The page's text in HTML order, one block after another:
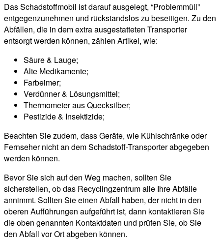
Das Schadstoffmobil ist darauf ausgelegt, “Problemmüll”
entgegenzunehmen und rückstandslos zu beseitigen. Zu den
Abfällen, die in dem extra ausgestatteten Transporter
entsorgt werden können, zählen Artikel, wie:
Säure & Lauge;
Alte Medikamente;
Farbeimer;
Verdünner & Lösungsmittel;
Thermometer aus Quecksilber;
Pestizide & Insektizide;
Beachten Sie zudem, dass Geräte, wie Kühlschränke oder
Fernseher nicht an dem Schadstoff-Transporter abgegeben
werden können.
Bevor Sie sich auf den Weg machen, sollten Sie
sicherstellen, ob das Recyclingzentrum alle Ihre Abfälle
annimmt. Sollten Sie einen Abfall haben, der nicht in den
oberen Aufführungen aufgeführt ist, dann kontaktieren Sie
die oben genannten Kontaktdaten und prüfen Sie, ob Sie
den Abfall vor Ort abgeben können.